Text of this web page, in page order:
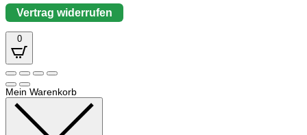
Vertrag widerrufen
0
Mein Warenkorb